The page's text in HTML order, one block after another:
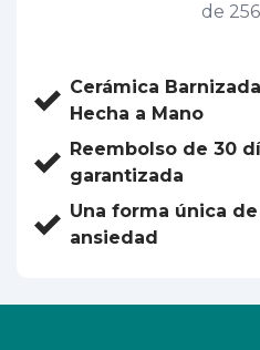
de
Cerámica
Hecha a Mano
Reembolso de 30
garantizada
Una forma única
ansiedad